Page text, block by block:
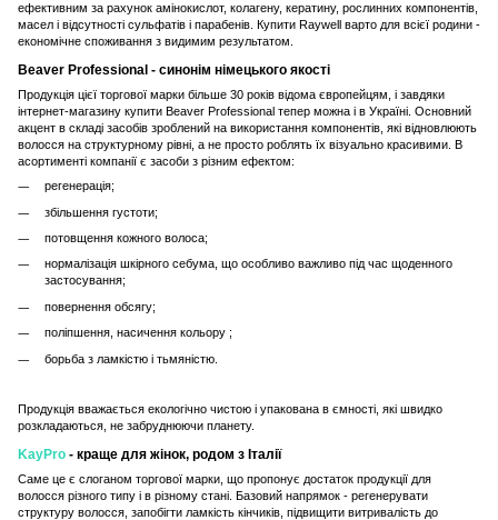
ефективним за рахунок амінокислот, колагену, кератину, рослинних компонентів,
масел і відсутності сульфатів і парабенів. Купити Raywell варто для всієї родини -
економічне споживання з видимим результатом.
Beaver Professional - синонім німецького якості
Продукція цієї торгової марки більше 30 років відома європейцям, і завдяки
інтернет-магазину купити Beaver Professional тепер можна і в Україні. Основний
акцент в складі засобів зроблений на використання компонентів, які відновлюють
волосся на структурному рівні, а не просто роблять їх візуально красивими. В
асортименті компанії є засоби з різним ефектом:
регенерація;
збільшення густоти;
потовщення кожного волоса;
нормалізація шкірного себума, що особливо важливо під час щоденного
застосування;
повернення обсягу;
поліпшення, насичення кольору ;
борьба з ламкістю і тьмяністю.
Продукція вважається екологічно чистою і упакована в ємності, які швидко
розкладаються, не забруднюючи планету.
KayPro - краще для жінок, родом з Італії
Саме це є слоганом торгової марки, що пропонує достаток продукції для
волосся різного типу і в різному стані. Базовий напрямок - регенерувати
структуру волосся, запобігти ламкість кінчиків, підвищити витривалість до